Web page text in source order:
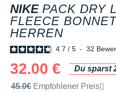
NIKE PACK DRY
FLEECE
HERREN
4.7 / 5 - 32
32.00 €
Du sparst
Unverbindliche
45.0€ Empfohlener Preis